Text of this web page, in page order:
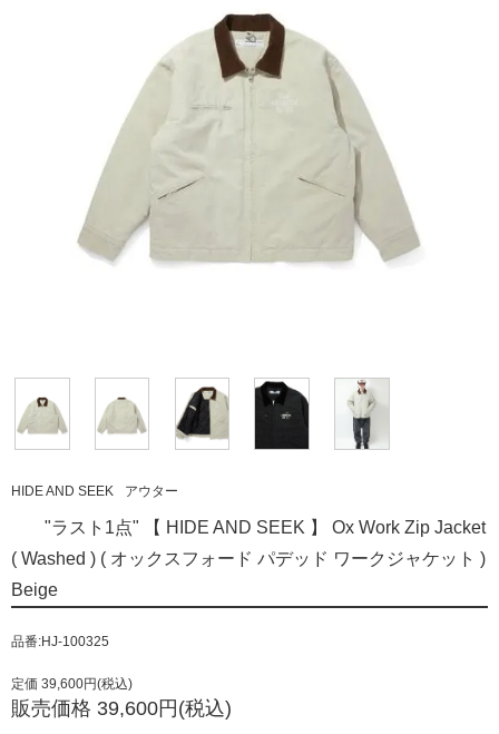
HIDE AND SEEK アウター
"ラスト1点" 【 HIDE AND SEEK 】 Ox Work Zip Jacket
( Washed ) ( オックスフォード パデッド ワークジャケット )
Beige
品番:HJ-100325
定価 39,600円(税込)
販売価格 39,600円(税込)